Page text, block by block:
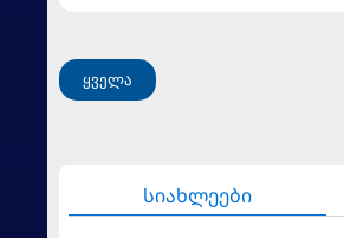
ყველა
სიახლეები